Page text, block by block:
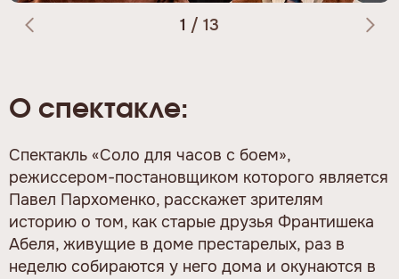
1 / 13
О спектакле:
Спектакль «Соло для часов с боем»,
режиссером-постановщиком которого является
Павел Пархоменко, расскажет зрителям
историю о том, как старые друзья Франтишека
Абеля, живущие в доме престарелых, раз в
неделю собираются у него дома и окунаются в